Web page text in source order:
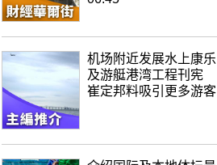
机场附近发展水上康乐
及游艇港湾工程刊宪
崔定邦料吸引更多游客